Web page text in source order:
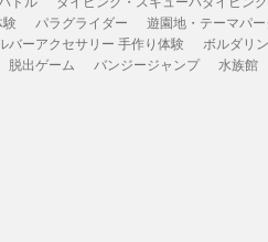
験
パラグライダー 遊園地・テーマパー
バーアクセサリー 手作り体験 ボルダリ
脱出ゲーム バンジージャンプ 水族館